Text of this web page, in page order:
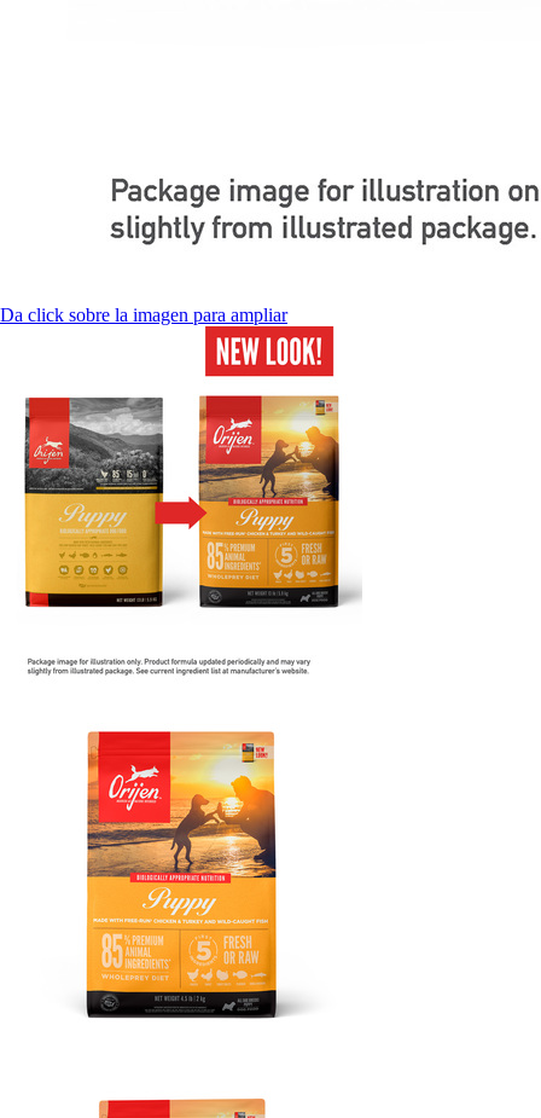
Da click sobre la imagen para ampliar